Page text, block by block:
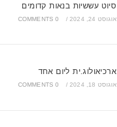
סיוט עששיות בנאות קדומים
אוגוסט 24, 2024 /
0 COMMENTS
ארכיאולוג.ית ליום אחד
אוגוסט 18, 2024 /
0 COMMENTS